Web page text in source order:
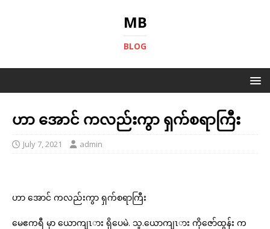
MB
BLOG
ဟာ အောင် ကလည်းကွာ ရှက်စရာကြီး
July 7, 2021 admin
ဟာ အောင် ကလည်းကွာ ရှက်စရာကြီး
မေဧကရီ မှာ ယောကျၤား ရှိပေမဲ. သူ.ယောကျၤား ကိုဇော်ထွန်း က